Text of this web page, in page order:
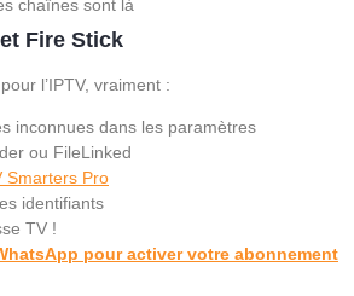
chaînes sont là
Fire Stick
l’IPTV, vraiment :
inconnues dans les paramètres
ou FileLinked
Smarters Pro
identifiants
TV !
pour activer votre abonnement